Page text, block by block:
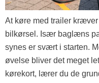
At køre med trailer
bilkørsel. Især baglæns
synes er svært i starten.
øvelse bliver det meget
kørekort, lærer du de